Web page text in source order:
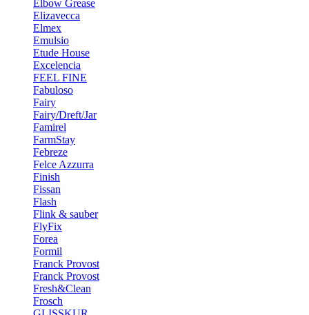
Elbow Grease
Elizavecca
Elmex
Emulsio
Etude House
Excelencia
FEEL FINE
Fabuloso
Fairy
Fairy/Dreft/Jar
Famirel
FarmStay
Febreze
Felce Azzurra
Finish
Fissan
Flash
Flink & sauber
FlyFix
Forea
Formil
Franck Provost
Franck Provost
Fresh&Clean
Frosch